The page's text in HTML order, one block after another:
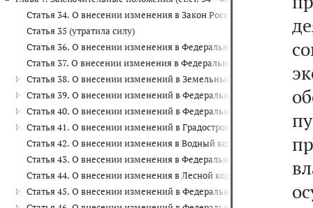
Статья 34. О внесении изменения в Закон Российской Федерации
Статья 35 (утратила силу)
Статья 36. О внесении изменения в Федеральный закон "Об
Статья 37. О внесении изменения в Федеральный закон "Об
Статья 38. О внесении изменений в Земельный кодекс
Статья 39. О внесении изменений в Федеральный закон "О
Статья 40. О внесении изменений в Федеральный закон "Об
Статья 41. О внесении изменений в Градостроительный кодекс
Статья 42. О внесении изменения в Водный кодекс Российской
Статья 43. О внесении изменения в Федеральный закон "О
Статья 44. О внесении изменения в Лесной кодекс Российской
Статья 45. О внесении изменений в Федеральный закон "Об